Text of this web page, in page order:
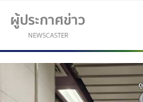
ผู้ประกาศข่าว
NEWSCASTER